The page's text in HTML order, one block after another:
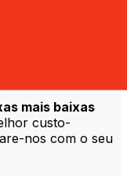
mais baixas
custo-
nos com o seu